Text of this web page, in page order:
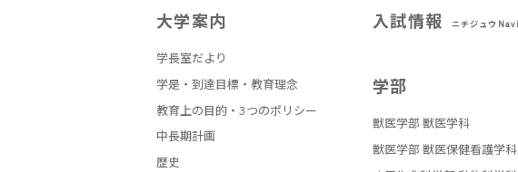
大学案内
学長室だより
学是・到達目標・教育理念
教育上の目的・3つのポリシー
中長期計画
歴史
入試情報 ニチジュウNavi
学部
獣医学部 獣医学科
獣医学部 獣医保健看護学科